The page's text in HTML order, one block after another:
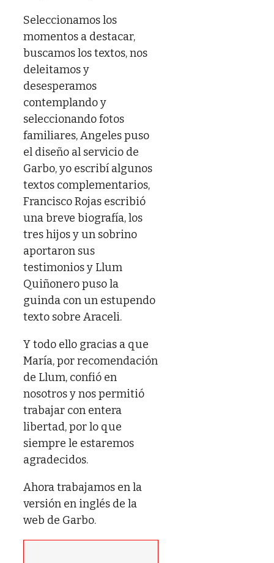
Seleccionamos los
momentos a destacar,
buscamos los textos, nos
deleitamos y
desesperamos
contemplando y
seleccionando fotos
familiares, Angeles puso
el diseño al servicio de
Garbo, yo escribí algunos
textos complementarios,
Francisco Rojas escribió
una breve biografía, los
tres hijos y un sobrino
aportaron sus
testimonios y Llum
Quiñonero puso la
guinda con un estupendo
texto sobre Araceli.
Y todo ello gracias a que
María, por recomendación
de Llum, confió en
nosotros y nos permitió
trabajar con entera
libertad, por lo que
siempre le estaremos
agradecidos.
Ahora trabajamos en la
versión en inglés de la
web de Garbo.